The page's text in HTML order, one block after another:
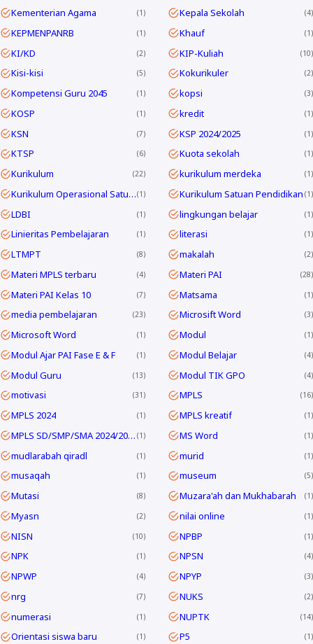
Kementerian Agama 1 Kepala Sekolah 4
KEPMENPANRB 1 Khauf 1
KI/KD 2 KIP-Kuliah 10
Kisi-kisi 5 Kokurikuler 2
Kompetensi Guru 2045 1 kopsi 3
KOSP 1 kredit 1
KSN 7 KSP 2024/2025 1
KTSP 6 Kuota sekolah 1
Kurikulum 22 kurikulum merdeka 1
Kurikulum Operasional Satuan Pendidikan 1 Kurikulum Satuan Pendidikan 1
LDBI 1 lingkungan belajar 1
Linieritas Pembelajaran 1 literasi 1
LTMPT 8 makalah 2
Materi MPLS terbaru 4 Materi PAI 28
Materi PAI Kelas 10 7 Matsama 1
media pembelajaran 23 Microsift Word 3
Microsoft Word 1 Modul 1
Modul Ajar PAI Fase E & F 1 Modul Belajar 4
Modul Guru 13 Modul TIK GPO 4
motivasi 31 MPLS 16
MPLS 2024 1 MPLS kreatif 1
MPLS SD/SMP/SMA 2024/2025 1 MS Word 1
mudlarabah qiradl 1 murid 1
musaqah 1 museum 5
Mutasi 8 Muzara'ah dan Mukhabarah 1
Myasn 2 nilai online 1
NISN 10 NPBP 1
NPK 1 NPSN 4
NPWP 4 NPYP 3
nrg 7 NUKS 2
numerasi 1 NUPTK 14
Orientasi siswa baru 1 P5 1